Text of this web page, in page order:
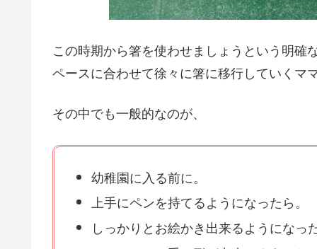
この時期から箸を使わせましょうという明
ペースに合わせて徐々に箸に移行していくマ
その中でも一般的なのが、
幼稚園に入る前に。
上手にペンを持てるようになったら。
しっかりとお絵かき出来るようになっ